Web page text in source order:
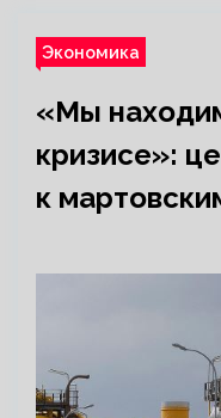
Экономика
«Мы
кризисе»:
к